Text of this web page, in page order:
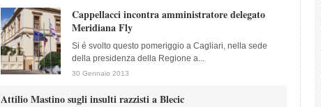
Cappellacci incontra amministratore delegato
Meridiana Fly
Si é svolto questo pomeriggio a Cagliari, nella sede
della presidenza della Regione a...
30 Gennaio 2013
Attilio Mastino sugli insulti razzisti a Blecic